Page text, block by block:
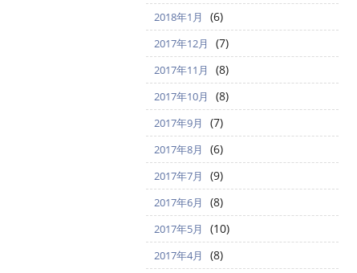
2018年1月 (6)
2017年12月 (7)
2017年11月 (8)
2017年10月 (8)
2017年9月 (7)
2017年8月 (6)
2017年7月 (9)
2017年6月 (8)
2017年5月 (10)
2017年4月 (8)